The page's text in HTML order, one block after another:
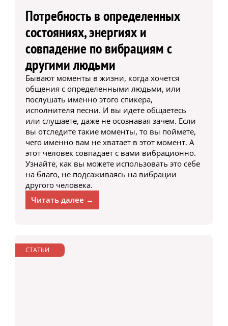
Потребность в определенных
состояниях, энергиях и
совпадение по вибрациям с
другими людьми
Бывают моменты в жизни, когда хочется
общения с определенными людьми, или
послушать именно этого спикера,
исполнителя песни. И вы идете общаетесь
или слушаете, даже не осознавая зачем. Если
вы отследите такие моменты, то вы поймете,
чего именно вам не хватает в этот момент. А
этот человек совпадает с вами вибрационно.
Узнайте, как вы можете использовать это себе
на благо, не подсаживаясь на вибрации
другого человека.
Читать далее →
СТАТЬИ